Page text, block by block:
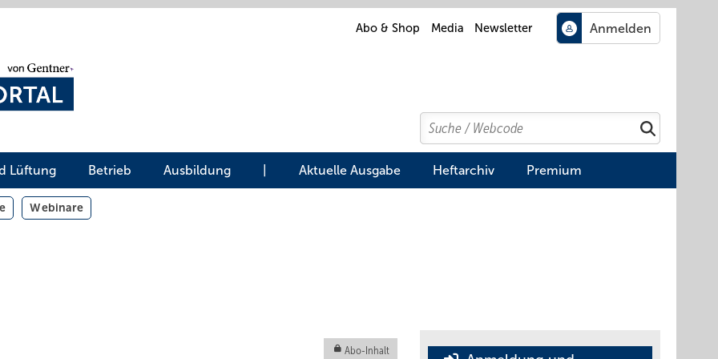
Abo & Shop Media Newsletter
Search
Suchen
Lüftung Betrieb Ausbildung Aktuelle Ausgabe Heftarchiv Premium
Webinare
Abo-Inhalt